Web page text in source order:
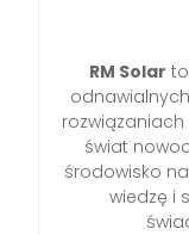
RM Solar
świat
środowisko
wiedzę i